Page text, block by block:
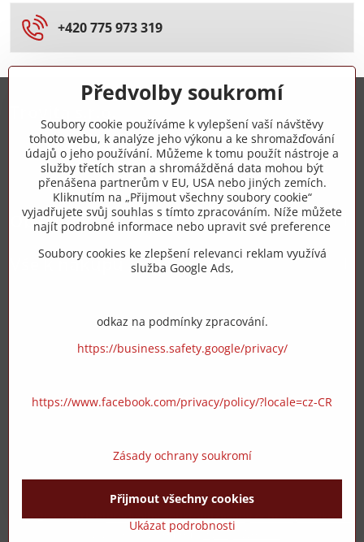
+420 775 973 319
+420 775 973 319
info​@zipzop​.cz
Objednávky
Vše k nákupu
©2026CopyrightPředvolby soukromíZásady ochrany soukromí
Vytvořeno systémem:ByznysWeb.cz
Předvolby soukromí
Soubory cookie používáme k vylepšení vaší návštěvy
tohoto webu, k analýze jeho výkonu a ke shromažďování
údajů o jeho používání. Můžeme k tomu použít nástroje a
služby třetích stran a shromážděná data mohou být
přenášena partnerům v EU, USA nebo jiných zemích.
Kliknutím na „Přijmout všechny soubory cookie“
vyjadřujete svůj souhlas s tímto zpracováním. Níže můžete
najít podrobné informace nebo upravit své preference
Soubory cookies ke zlepšení relevanci reklam využívá
služba Google Ads,
odkaz na podmínky zpracování.
https://business.safety.google/privacy/
https://www.facebook.com/privacy/policy/?locale=cz-CR
Zásady ochrany soukromí
Ukázat podrobnosti
Přijmout všechny cookies